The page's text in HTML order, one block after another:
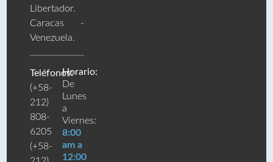
Libertador.
Caracas -
Venezuela.
Teléfonos:
(+58-
212)
808-
6205
(+58-
Horario:
De
Lunes
a
Viernes:
8:00
am a
12:00